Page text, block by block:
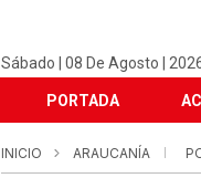
Sábado | 08 De Agosto |
PORTADA
INICIO ARAUCANÍA